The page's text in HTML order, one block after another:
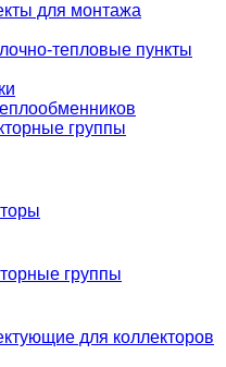
для монтажа
тепловые пункты
группы
группы
для коллекторов